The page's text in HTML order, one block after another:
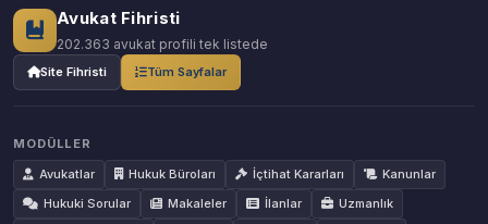
Avukat Fihristi
202.363 avukat profili tek listede
Site Fihristi Tüm Sayfalar
MODÜLLER
Avukatlar
Hukuk Büroları İçtihat Kararları
Kanunlar
Hukuki Sorular
Makaleler İlanlar
Uzmanlık